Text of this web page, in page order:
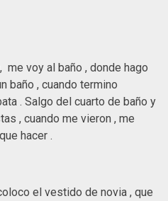
me voy al baño , donde hago
baño , cuando termino
. Salgo del cuarto de baño y
, cuando me vieron , me
hacer .
el vestido de novia , que